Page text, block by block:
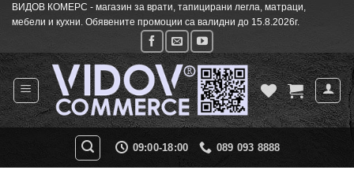
SkipВИДОВ КОМЕРС - магазин за врати, тапицирани легла, матраци,
мебели и кухни. Обявените промоции са валидни до 15.8.2026г.
09:00-18:00 089 093 8888